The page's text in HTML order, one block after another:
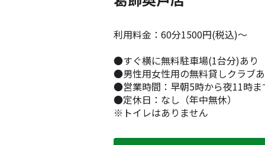
利用料金：60分1500円(税込)～
●すぐ横に無料駐車場(1台分)あり
●男性用女性用の無料貸しクラブ
●営業時間：早朝5時から夜11時ま
●定休日：なし（年中無休）
※トイレはありません